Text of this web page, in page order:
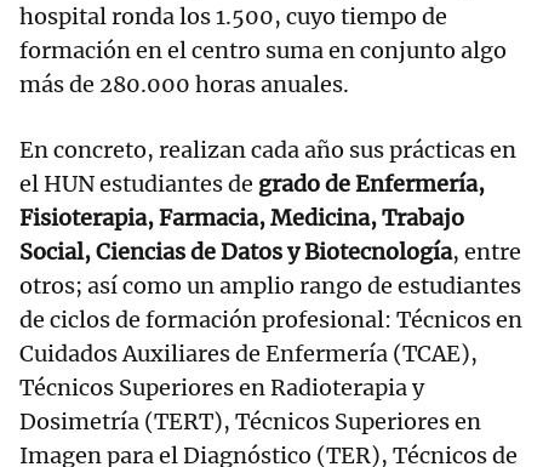
hospital ronda los 1.500, cuyo tiempo de
formación en el centro suma en conjunto algo
más de 280.000 horas anuales.
En concreto, realizan cada año sus prácticas en
el HUN estudiantes de grado de Enfermería,
Fisioterapia, Farmacia, Medicina, Trabajo
Social, Ciencias de Datos y Biotecnología, entre
otros; así como un amplio rango de estudiantes
de ciclos de formación profesional: Técnicos en
Cuidados Auxiliares de Enfermería (TCAE),
Técnicos Superiores en Radioterapia y
Dosimetría (TERT), Técnicos Superiores en
Imagen para el Diagnóstico (TER), Técnicos de